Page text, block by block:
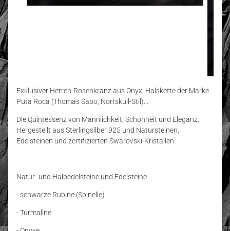
Exklusiver Herren-Rosenkranz aus Onyx, Halskette der Marke
Puta Roca (Thomas Sabo, Nortskull-Stil). .
Die Quintessenz von Männlichkeit, Schönheit und Eleganz.
Hergestellt aus Sterlingsilber 925 und Natursteinen,
Edelsteinen und zertifizierten Swarovski-Kristallen.
Natur- und Halbedelsteine und Edelsteine:
- schwarze Rubine (Spinelle)
- Turmaline